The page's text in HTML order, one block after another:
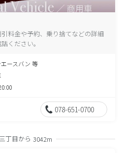
料金や予約、乗り捨てなどの詳細
ください。
ースバン 等
078-651-0700
丁目から 3042m